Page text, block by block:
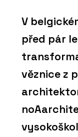
V
před pár
věznice z